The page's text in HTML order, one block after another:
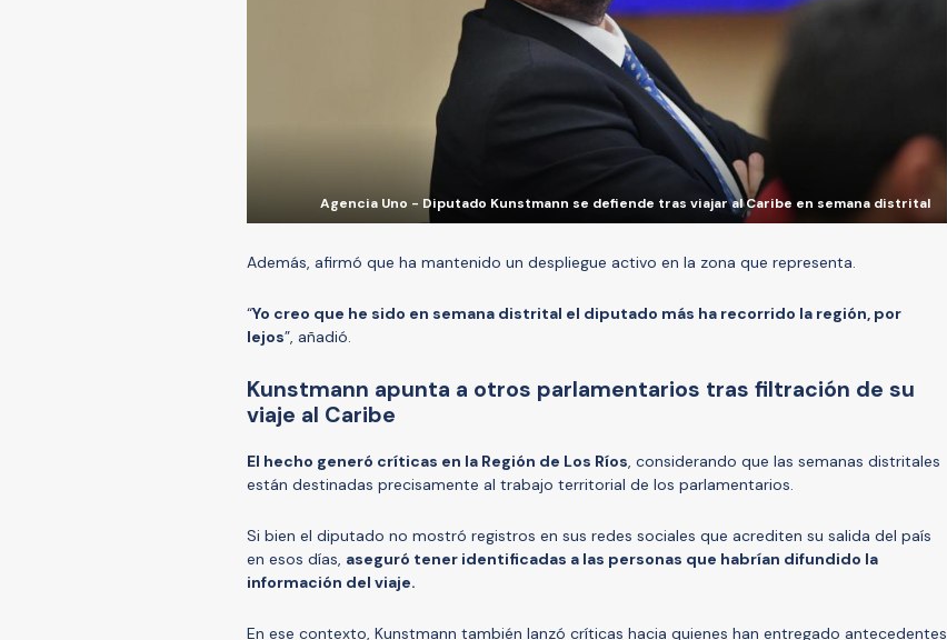
Agencia Uno - Diputado Kunstmann se defiende tras viajar al Caribe en semana distrital
Además, afirmó que ha mantenido un despliegue activo en la zona que representa.
“Yo creo que he sido en semana distrital el diputado más ha recorrido la región, por
lejos”, añadió.
Kunstmann apunta a otros parlamentarios tras filtración de su
viaje al Caribe
El hecho generó críticas en la Región de Los Ríos, considerando que las semanas distritales
están destinadas precisamente al trabajo territorial de los parlamentarios.
Si bien el diputado no mostró registros en sus redes sociales que acrediten su salida del país
en esos días, aseguró tener identificadas a las personas que habrían difundido la
información del viaje.
En ese contexto, Kunstmann también lanzó críticas hacia quienes han entregado antecedentes